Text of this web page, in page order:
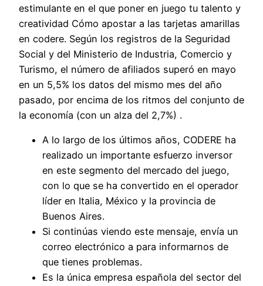
estimulante en el que poner en juego tu talento y
creatividad Cómo apostar a las tarjetas amarillas
en codere. Según los registros de la Seguridad
Social y del Ministerio de Industria, Comercio y
Turismo, el número de afiliados superó en mayo
en un 5,5% los datos del mismo mes del año
pasado, por encima de los ritmos del conjunto de
la economía (con un alza del 2,7%) .
A lo largo de los últimos años, CODERE ha
realizado un importante esfuerzo inversor
en este segmento del mercado del juego,
con lo que se ha convertido en el operador
líder en Italia, México y la provincia de
Buenos Aires.
Si continúas viendo este mensaje, envía un
correo electrónico a para informarnos de
que tienes problemas.
Es la única empresa española del sector del